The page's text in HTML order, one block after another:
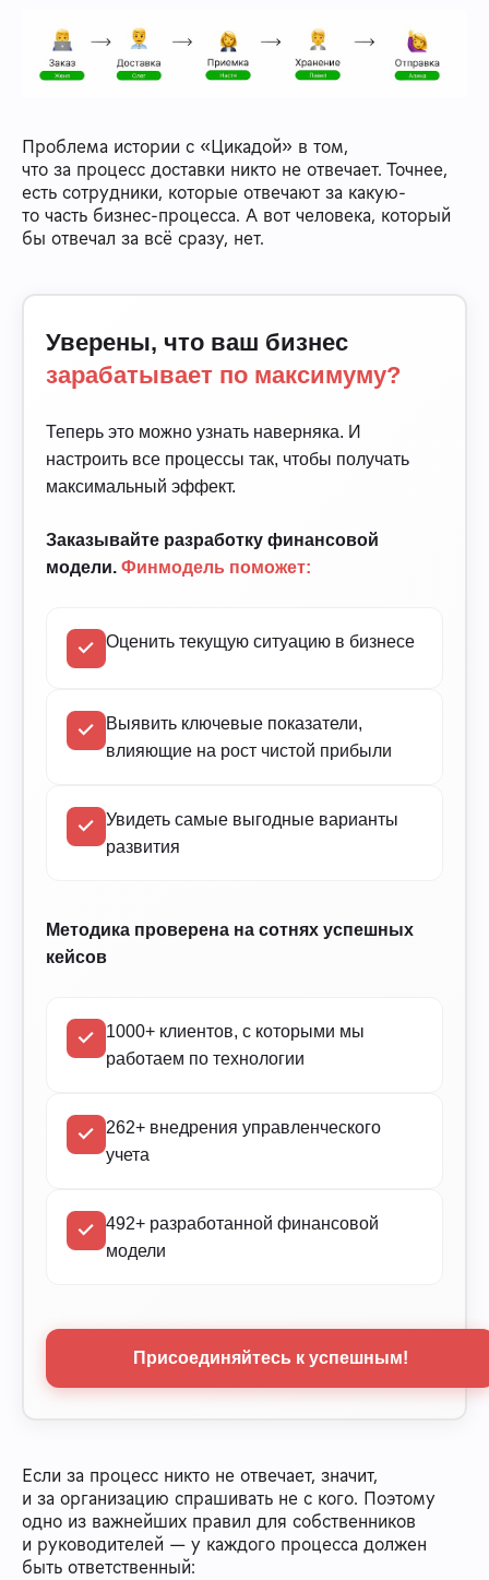
Проблема истории с «Цикадой» в том,
что за процесс доставки никто не отвечает. Точнее,
есть сотрудники, которые отвечают за какую-
то часть бизнес-процесса. А вот человека, который
бы отвечал за всё сразу, нет.
Уверены, что ваш бизнес
зарабатывает по максимуму?
Теперь это можно узнать наверняка. И
настроить все процессы так, чтобы получать
максимальный эффект.
Заказывайте разработку финансовой
модели. Финмодель поможет:
Оценить текущую ситуацию в бизнесе
Выявить ключевые показатели,
влияющие на рост чистой прибыли
Увидеть самые выгодные варианты
развития
Методика проверена на сотнях успешных
кейсов
1000+ клиентов, с которыми мы
работаем по технологии
262+ внедрения управленческого
учета
492+ разработанной финансовой
модели
Присоединяйтесь к успешным!
Если за процесс никто не отвечает, значит,
и за организацию спрашивать не с кого. Поэтому
одно из важнейших правил для собственников
и руководителей — у каждого процесса должен
быть ответственный: